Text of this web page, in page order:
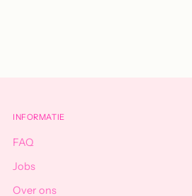
INFORMATIE
FAQ
Jobs
Over ons